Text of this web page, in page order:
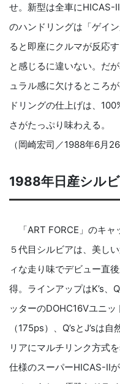
せ。新型は全車にHICAS-
のハンドリングは「ゲイ
ると即座にクルマが反応
と感じるに違いない。だ
ュラル感に欠けるところ
ドリングの仕上げは、
さがたっぷり味わえる。
（岡崎宏司／1988年6月
1988年日産シル
「ART FORCE」のキャ
５代目シルビアは、美し
ィな走り味でデビュー直
得。ラインアップはK’s、
ッターのDOHC16Vユニッ
（175ps）、Q’sとJ’sは
リアにマルチリンク方式
仕様のスーパーHICAS-II